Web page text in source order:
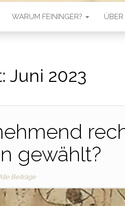
WARUM FEININGER?
Juni 2023
gewählt?
Beiträge